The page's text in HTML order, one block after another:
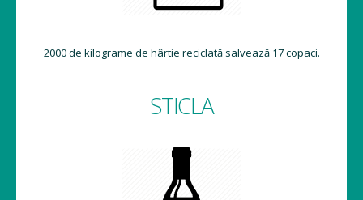
2000 de kilograme de hârtie reciclată salvează 17 copaci.
STICLA